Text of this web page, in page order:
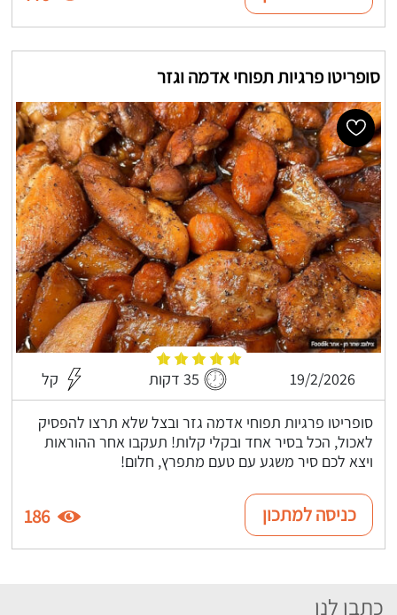
סופריטו פרגיות תפוחי אדמה וגזר
19/2/2026 35 דקות קל
סופריטו פרגיות תפוחי אדמה גזר ובצל שלא תרצו להפסיק
לאכול, הכל בסיר אחד ובקלי קלות! תעקבו אחר ההוראות
ויצא לכם סיר משגע עם טעם מתפרץ, חלום!
כניסה למתכון 186
כתבו לנו